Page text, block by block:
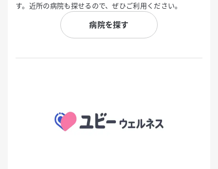
す。近所の病院も探せるので、ぜひご利用ください。
病院を探す